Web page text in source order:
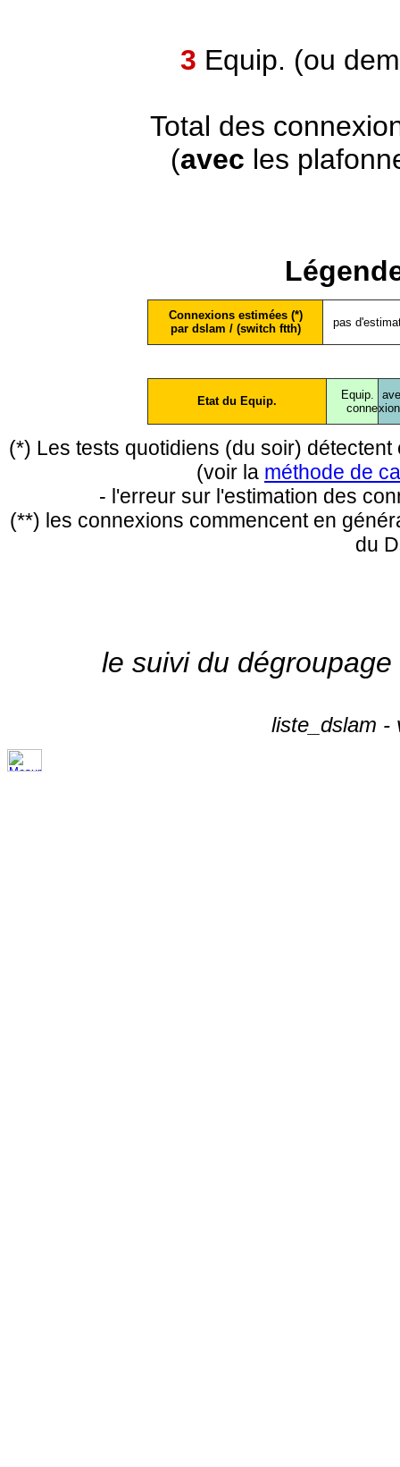
3 Equip. (ou
Total des
(avec les
Connexions estimées (*)
par dslam / (switch ftth)
pas
Etat du Equip.
Equip.
conne
(*) Les tests quotidiens (du soir)
(voir la méthode de
- l'erreur sur l'estimation des
(**) les connexions commencent en
du
le suivi du
liste_dslam -